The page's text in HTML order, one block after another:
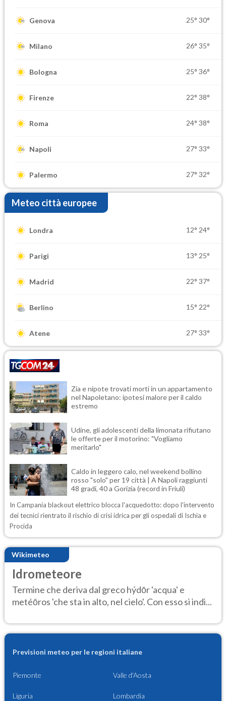
Genova 25° 30°
Milano 26° 35°
Bologna 25° 36°
Firenze 22° 38°
Roma 24° 38°
Napoli 27° 33°
Palermo 27° 32°
Meteo città europee
Londra 12° 24°
Parigi 13° 25°
Madrid 22° 37°
Berlino 15° 22°
Atene 27° 33°
Wikimeteo
Idrometeore
Termine che deriva dal greco hýdōr 'acqua' e
metéōros 'che sta in alto, nel cielo'. Con esso si indi...
Zia e nipote trovati morti in un appartamento
nel Napoletano: ipotesi malore per il caldo
estremo
Udine, gli adolescenti della limonata rifiutano
le offerte per il motorino: "Vogliamo
meritarlo"
Caldo in leggero calo, nel weekend bollino
rosso "solo" per 19 città | A Napoli raggiunti
48 gradi, 40 a Gorizia (record in Friuli)
In Campania blackout elettrico blocca l'acquedotto: dopo l'intervento
dei tecnici rientrato il rischio di crisi idrica per gli ospedali di Ischia e
Procida
Previsioni meteo per le regioni italiane
Piemonte Valle d'Aosta
Liguria Lombardia